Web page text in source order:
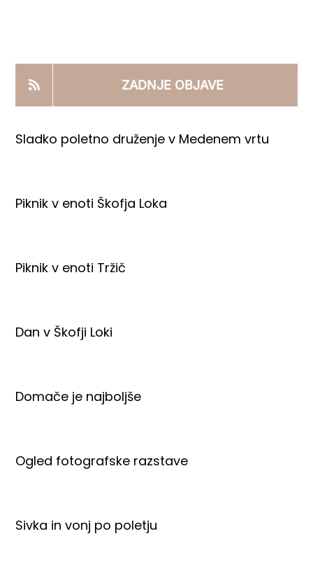
PRODAJNI IZDELKI
AKTUALNO
ZADNJE OBJAVE
Sladko poletno druženje v Medenem vrtu
Piknik v enoti Škofja Loka
Piknik v enoti Tržič
Dan v Škofji Loki
Domače je najboljše
Ogled fotografske razstave
Sivka in vonj po poletju